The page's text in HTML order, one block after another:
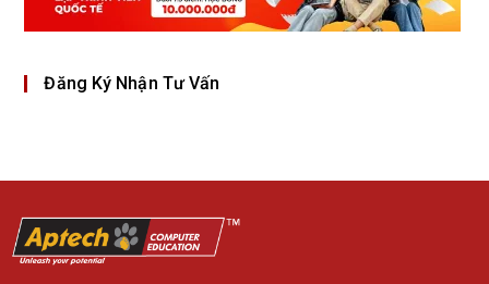
Đăng Ký Nhận Tư Vấn